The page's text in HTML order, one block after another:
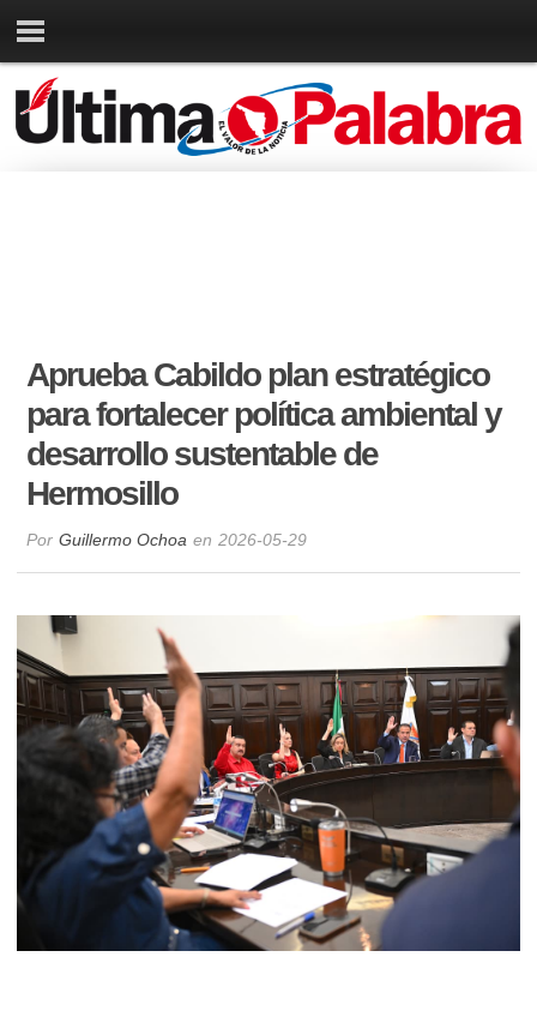
Aprueba Cabildo plan estratégico
para fortalecer política ambiental y
desarrollo sustentable de
Hermosillo
Por Guillermo Ochoa en 2026-05-29